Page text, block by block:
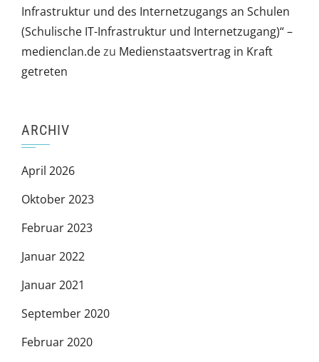
Infrastruktur und des Internetzugangs an Schulen
(Schulische IT-Infrastruktur und Internetzugang)“ –
medienclan.dezu Medienstaatsvertrag in Kraft
getreten
ARCHIV
April 2026
Oktober 2023
Februar 2023
Januar 2022
Januar 2021
September 2020
Februar 2020